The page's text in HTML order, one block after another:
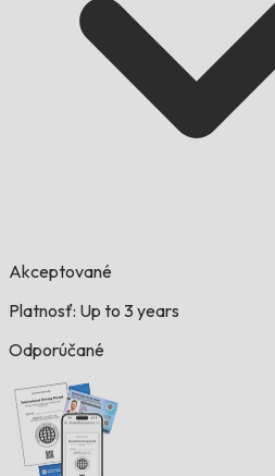
Akceptované
Platnosť: Up to 3 years
Odporúčané